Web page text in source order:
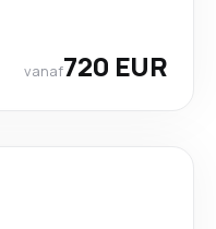
vanaf720 EUR